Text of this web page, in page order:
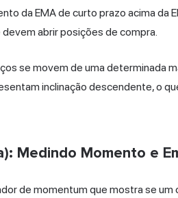
da EMA de curto prazo acima da
abrir posições de compra.
se movem de uma determinada
inclinação descendente, o
Medindo Momento e
de momentum que mostra se